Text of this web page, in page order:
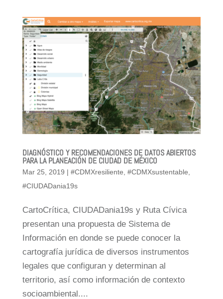
DIAGNÓSTICO Y RECOMENDACIONES DE DATOS ABIERTOS
PARA LA PLANEACIÓN DE CIUDAD DE MÉXICO
Mar 25, 2019 | #CDMXresiliente #CDMXsustentable
#CIUDADania19s
CartoCrítica, CIUDADania19s y Ruta Cívica
presentan una propuesta de Sistema de
Información en donde se puede conocer la
cartografía jurídica de diversos instrumentos
legales que configuran y determinan al
territorio, así como información de contexto
socioambiental....